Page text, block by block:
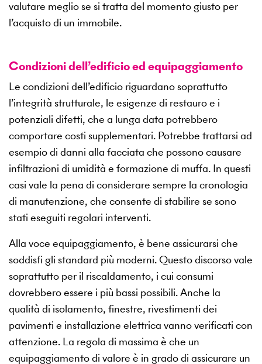
valutare meglio se si tratta del momento giusto per
l’acquisto di un immobile.
Condizioni dell’edificio ed equipaggiamento
Le condizioni dell’edificio riguardano soprattutto
l’integrità strutturale, le esigenze di restauro e i
potenziali difetti, che a lunga data potrebbero
comportare costi supplementari. Potrebbe trattarsi ad
esempio di danni alla facciata che possono causare
infiltrazioni di umidità e formazione di muffa. In questi
casi vale la pena di considerare sempre la cronologia
di manutenzione, che consente di stabilire se sono
stati eseguiti regolari interventi.
Alla voce equipaggiamento, è bene assicurarsi che
soddisfi gli standard più moderni. Questo discorso vale
soprattutto per il riscaldamento, i cui consumi
dovrebbero essere i più bassi possibili. Anche la
qualità di isolamento, finestre, rivestimenti dei
pavimenti e installazione elettrica vanno verificati con
attenzione. La regola di massima è che un
equipaggiamento di valore è in grado di assicurare un